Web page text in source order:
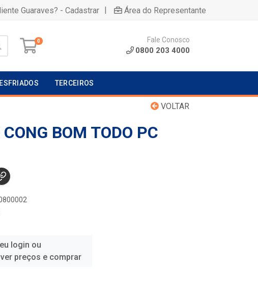
Guaraves? - Cadastrar | Área do Representante
0 Fale Conosco
0800 203 4000
TERCEIROS
VOLTAR
BOM TODO PC
login ou
preços e comprar